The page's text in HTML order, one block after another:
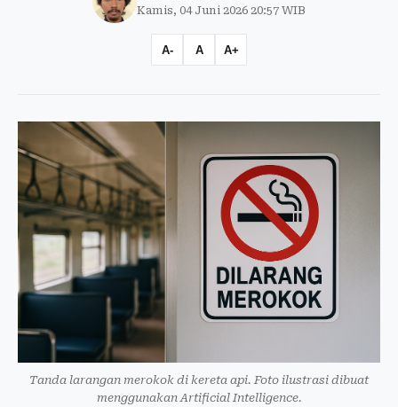
Kamis, 04 Juni 2026 20:57 WIB
A- A A+
Tanda larangan merokok di kereta api. Foto ilustrasi dibuat
menggunakan Artificial Intelligence.